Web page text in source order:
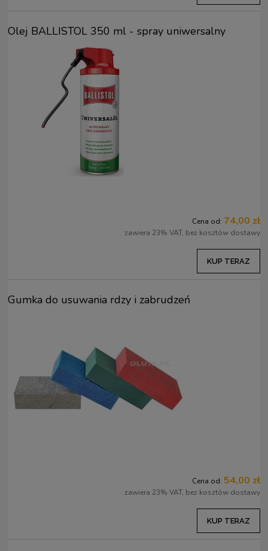
Olej BALLISTOL 350 ml - spray uniwersalny
Cena od: 74,00 zł
zawiera 23% VAT, bez kosztów dostawy
KUP TERAZ
Gumka do usuwania rdzy i zabrudzeń
Cena od: 54,00 zł
zawiera 23% VAT, bez kosztów dostawy
KUP TERAZ